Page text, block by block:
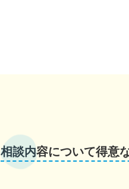
相談内容について得意